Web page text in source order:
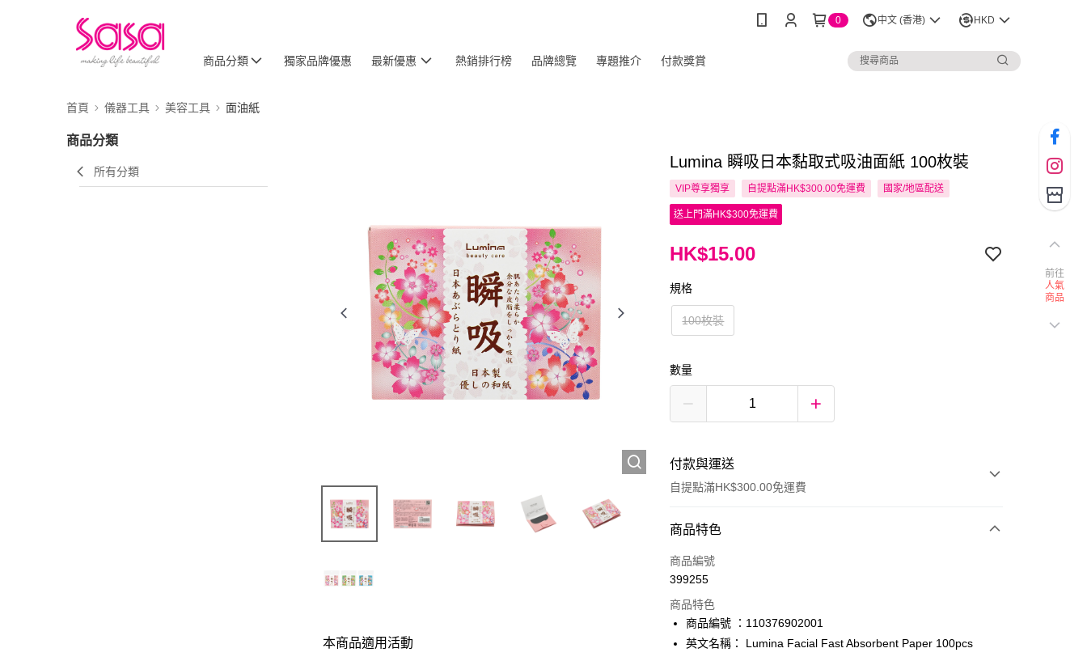
0 中文 (香港) HKD
商品分類 獨家品牌優惠 最新優惠 熱銷排行榜 品牌總覽 專題推介 付款獎賞
首頁 儀器工具 美容工具 面油紙
商品分類
所有分類
本商品適用活動
Lumina 瞬吸日本黏取式吸油面紙 100枚裝
VIP尊享獨享 自提點滿HK$300.00免運費 國家/地區配送
送上門滿HK$300免運費
HK$15.00
規格
100枚裝
數量
付款與運送
自提點滿HK$300.00免運費
付款方式
信用卡
AlipayHK
PayMe
商品特色
商品編號
399255
商品特色
商品編號 ：110376902001
英文名稱： Lumina Facial Fast Absorbent Paper 100pcs
前往
人氣
商品